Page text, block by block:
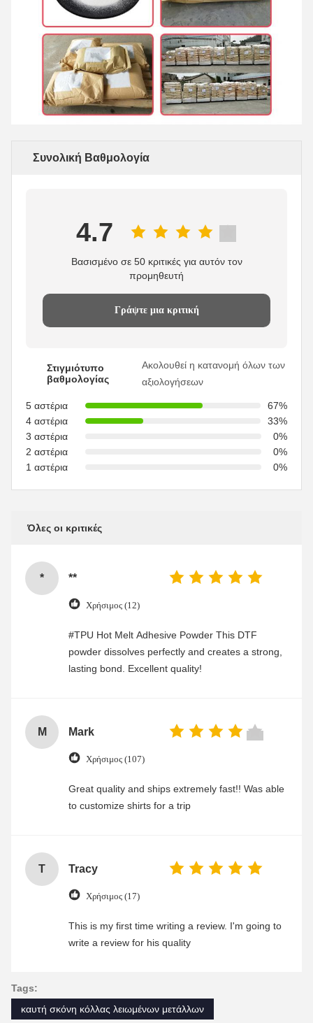
Συνολική Βαθμολογία
4.7
Βασισμένο σε 50 κριτικές για αυτόν τον
προμηθευτή
Γράψτε μια κριτική
Στιγμιότυπο
βαθμολογίας
Ακολουθεί η κατανομή όλων των
αξιολογήσεων
5 αστέρια
67%
4 αστέρια
33%
3 αστέρια
0%
2 αστέρια
0%
1 αστέρια
0%
Όλες οι κριτικές
* **
Χρήσιμος (12)
#TPU Hot Melt Adhesive Powder This DTF
powder dissolves perfectly and creates a strong,
lasting bond. Excellent quality!
M Mark
Χρήσιμος (107)
Great quality and ships extremely fast!! Was able
to customize shirts for a trip
T Tracy
Χρήσιμος (17)
This is my first time writing a review. I'm going to
write a review for his quality
Tags:
καυτή σκόνη κόλλας λειωμένων μετάλλων